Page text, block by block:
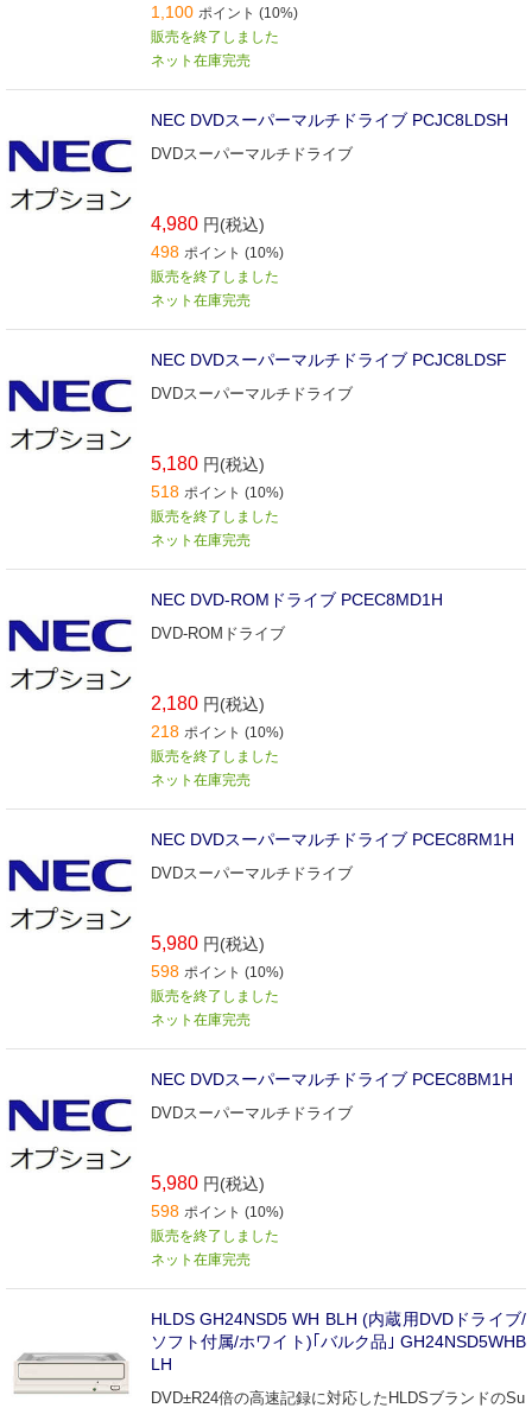
1,100 ポイント (10%)
販売を終了しました
ネット在庫完売
NEC DVDスーパーマルチドライブ PCJC8LDSH
DVDスーパーマルチドライブ
4,980 円(税込)
498 ポイント (10%)
販売を終了しました
ネット在庫完売
NEC DVDスーパーマルチドライブ PCJC8LDSF
DVDスーパーマルチドライブ
5,180 円(税込)
518 ポイント (10%)
販売を終了しました
ネット在庫完売
NEC DVD-ROMドライブ PCEC8MD1H
DVD-ROMドライブ
2,180 円(税込)
218 ポイント (10%)
販売を終了しました
ネット在庫完売
NEC DVDスーパーマルチドライブ PCEC8RM1H
DVDスーパーマルチドライブ
5,980 円(税込)
598 ポイント (10%)
販売を終了しました
ネット在庫完売
NEC DVDスーパーマルチドライブ PCEC8BM1H
DVDスーパーマルチドライブ
5,980 円(税込)
598 ポイント (10%)
販売を終了しました
ネット在庫完売
HLDS GH24NSD5 WH BLH (内蔵用DVDドライブ/
ソフト付属/ホワイト)｢バルク品｣ GH24NSD5WHB
LH
DVD±R24倍の高速記録に対応したHLDSブランドのSu